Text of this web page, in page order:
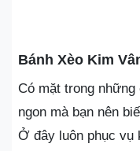
Bánh Xèo Kim
Có mặt trong
ngon mà bạn nên
Ở đây luôn phục vụ